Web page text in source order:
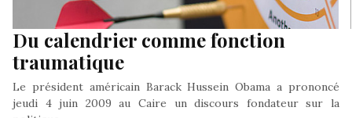
Du calendrier comme fonction
traumatique
Le président américain Barack Hussein Obama a prononcé
jeudi 4 juin 2009 au Caire un discours fondateur sur la